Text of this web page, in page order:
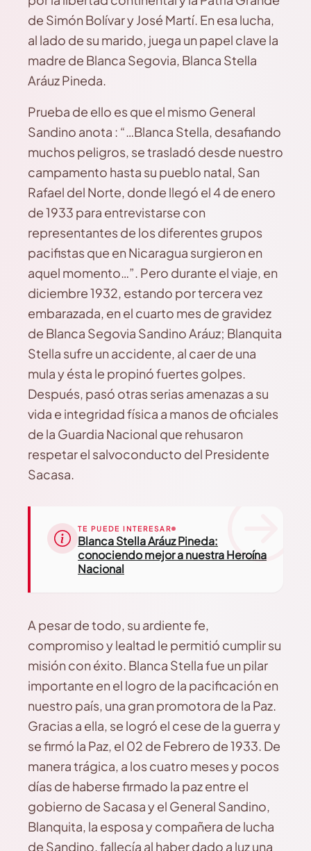
de Simón Bolívar y José Martí. En esa lucha,
al lado de su marido, juega un papel clave la
madre de Blanca Segovia, Blanca Stella
Aráuz Pineda.
Prueba de ello es que el mismo General
Sandino anota : “…Blanca Stella, desafiando
muchos peligros, se trasladó desde nuestro
campamento hasta su pueblo natal, San
Rafael del Norte, donde llegó el 4 de enero
de 1933 para entrevistarse con
representantes de los diferentes grupos
pacifistas que en Nicaragua surgieron en
aquel momento…”. Pero durante el viaje, en
diciembre 1932, estando por tercera vez
embarazada, en el cuarto mes de gravidez
de Blanca Segovia Sandino Aráuz; Blanquita
Stella sufre un accidente, al caer de una
mula y ésta le propinó fuertes golpes.
Después, pasó otras serias amenazas a su
vida e integridad física a manos de oficiales
de la Guardia Nacional que rehusaron
respetar el salvoconducto del Presidente
Sacasa.
TE PUEDE INTERESAR
Blanca Stella Aráuz Pineda:
conociendo mejor a nuestra Heroína
Nacional
A pesar de todo, su ardiente fe,
compromiso y lealtad le permitió cumplir su
misión con éxito. Blanca Stella fue un pilar
importante en el logro de la pacificación en
nuestro país, una gran promotora de la Paz.
Gracias a ella, se logró el cese de la guerra y
se firmó la Paz, el 02 de Febrero de 1933. De
manera trágica, a los cuatro meses y pocos
días de haberse firmado la paz entre el
gobierno de Sacasa y el General Sandino,
Blanquita, la esposa y compañera de lucha
de Sandino, fallecía al haber dado a luz una